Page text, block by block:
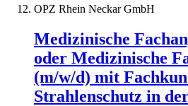
OPZ Rhein Neckar GmbH
Medizinische
oder Medizinische
(m/w/d) mit
Strahlenschutz in